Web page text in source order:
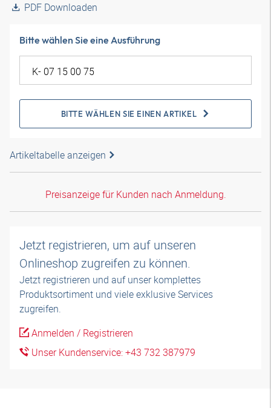
PDF Downloaden
Bitte wählen Sie eine Ausführung
BITTE WÄHLEN SIE EINEN ARTIKEL
Artikeltabelle anzeigen
Preisanzeige für Kunden nach Anmeldung.
Jetzt registrieren, um auf unseren
Onlineshop zugreifen zu können.
Jetzt registrieren und auf unser komplettes
Produktsortiment und viele exklusive Services
zugreifen.
Anmelden / Registrieren
Unser Kundenservice: +43 732 387979